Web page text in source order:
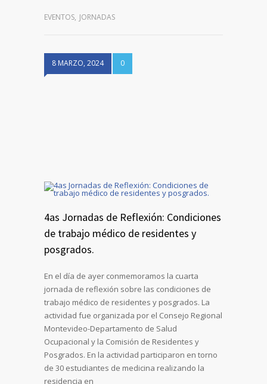
EVENTOS, JORNADAS
8 MARZO, 2024 0
4as Jornadas de Reflexión: Condiciones
de trabajo médico de residentes y
posgrados.
En el día de ayer conmemoramos la cuarta
jornada de reflexión sobre las condiciones de
trabajo médico de residentes y posgrados. La
actividad fue organizada por el Consejo Regional
Montevideo-Departamento de Salud
Ocupacional y la Comisión de Residentes y
Posgrados. En la actividad participaron en torno
de 30 estudiantes de medicina realizando la
residencia en